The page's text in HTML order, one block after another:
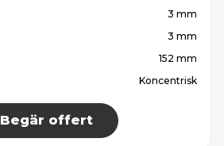
3 mm
3 mm
152 mm
Koncentrisk
Begär offert